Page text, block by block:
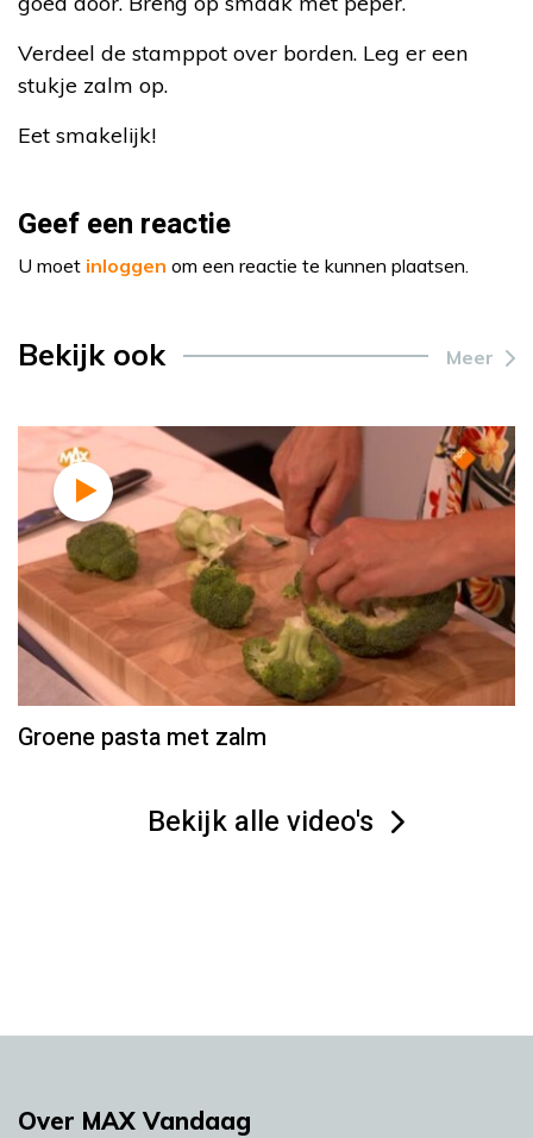
Verdeel de stamppot over borden. Leg er een
stukje zalm op.
Eet smakelijk!
Geef een reactie
U moet inloggen om een reactie te kunnen plaatsen.
Bekijk ook Meer
Groene pasta met zalm
Bekijk alle video's
Over MAX Vandaag